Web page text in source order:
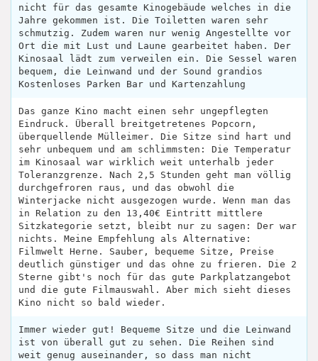
nicht für das gesamte Kinogebäude welches in die
Jahre gekommen ist. Die Toiletten waren sehr
schmutzig. Zudem waren nur wenig Angestellte vor
Ort die mit Lust und Laune gearbeitet haben. Der
Kinosaal lädt zum verweilen ein. Die Sessel waren
bequem, die Leinwand und der Sound grandios
Kostenloses Parken Bar und Kartenzahlung
Das ganze Kino macht einen sehr ungepflegten
Eindruck. Überall breitgetretenes Popcorn,
überquellende Mülleimer. Die Sitze sind hart und
sehr unbequem und am schlimmsten: Die Temperatur
im Kinosaal war wirklich weit unterhalb jeder
Toleranzgrenze. Nach 2,5 Stunden geht man völlig
durchgefroren raus, und das obwohl die
Winterjacke nicht ausgezogen wurde. Wenn man das
in Relation zu den 13,40€ Eintritt mittlere
Sitzkategorie setzt, bleibt nur zu sagen: Der war
nichts. Meine Empfehlung als Alternative:
Filmwelt Herne. Sauber, bequeme Sitze, Preise
deutlich günstiger und das ohne zu frieren. Die 2
Sterne gibt's noch für das gute Parkplatzangebot
und die gute Filmauswahl. Aber mich sieht dieses
Kino nicht so bald wieder.
Immer wieder gut! Bequeme Sitze und die Leinwand
ist von überall gut zu sehen. Die Reihen sind
weit genug auseinander, so dass man nicht